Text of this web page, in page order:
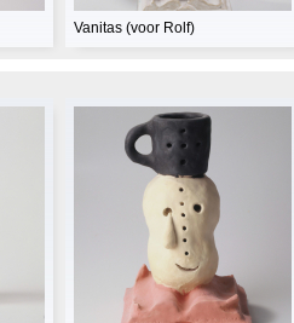
Vanitas (voor Rolf)